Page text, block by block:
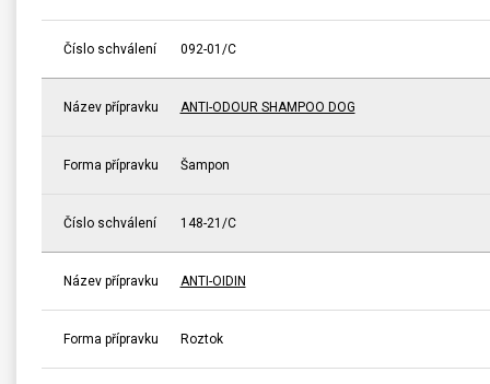
Číslo schválení 092-01/C
Název přípravku ANTI-ODOUR SHAMPOO DOG
Forma přípravku Šampon
Číslo schválení 148-21/C
Název přípravku ANTI-OIDIN
Forma přípravku Roztok